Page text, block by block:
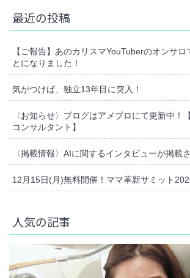
最近の投稿
【ご報告】あのカリスマYouTuberのオンサロ
とになりました！
気がつけば、独立13年目に突入！
〈お知らせ〉ブログはアメブロにて更新中！
コンサルタント】
〈掲載情報〉AIに関するインタビューが掲載
12月15日(月)無料開催！ママ革新サミット
人気の記事